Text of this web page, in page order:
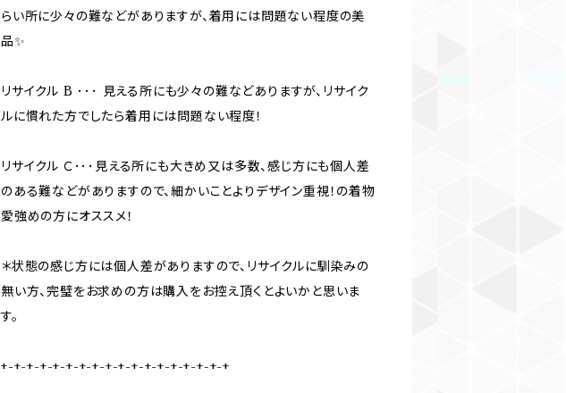
らい所に少々の難などがありますが、着用には問題ない程度の美
品✨
リサイクル B ･･･ 見える所にも少々の難などありますが、リサイク
ルに慣れた方でしたら着用には問題ない程度！
リサイクル Ｃ･･･見える所にも大きめ又は多数、感じ方にも個人差
のある難などがありますので、細かいことよりデザイン重視！の着物
愛強めの方にオススメ！
＊状態の感じ方には個人差がありますので、リサイクルに馴染みの
無い方、完璧をお求めの方は購入をお控え頂くとよいかと思いま
す。
+-+-+-+-+-+-+-+-+-+-+-+-+-+-+-+-+-+